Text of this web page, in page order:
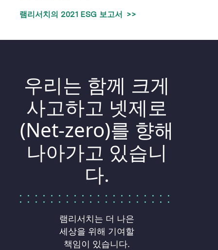
램리서치의 2021 ESG 보고서 >>
우리는 함께 크게
사고하고 넷제로
(Net-zero)를 향해
나아가고 있습니
다.
램리서치는 더 나은
세상을 위해 기여할
책임이 있습니다.